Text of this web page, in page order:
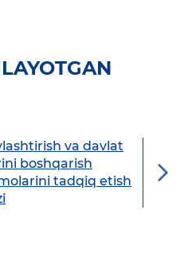
va davlat
boshqarish
tadqiq etish